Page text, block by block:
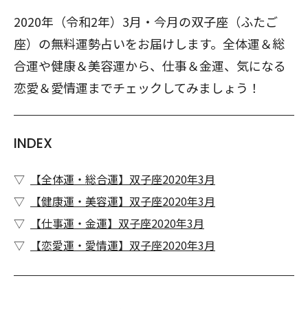
2020年（令和2年）3月・今月の双子座（ふたご
座）の無料運勢占いをお届けします。全体運＆総
合運や健康＆美容運から、仕事＆金運、気になる
恋愛＆愛情運までチェックしてみましょう！
INDEX
【全体運・総合運】双子座2020年3月
【健康運・美容運】双子座2020年3月
【仕事運・金運】双子座2020年3月
【恋愛運・愛情運】双子座2020年3月